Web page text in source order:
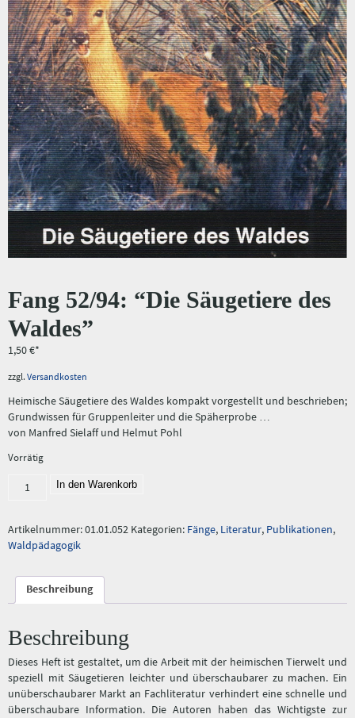
Fang 52/94: “Die Säugetiere des
Waldes”
1,50€
zzgl. Versandkosten
Heimische Säugetiere des Waldes kompakt vorgestellt und beschrieben;
Grundwissen für Gruppenleiter und die Späherprobe …
von Manfred Sielaff und Helmut Pohl
Vorrätig
Fang 52/94:
des
Waldes"
In den Warenkorb
Artikelnummer:01.01.052 Kategorien: Fänge, Literatur, Publikationen,
Waldpädagogik
Beschreibung
Beschreibung
Dieses Heft ist gestaltet, um die Arbeit mit der heimischen Tierwelt und
speziell mit Säugetieren leichter und überschaubarer zu machen. Ein
unüberschaubarer Markt an Fachliteratur verhindert eine schnelle und
überschaubare Information. Die Autoren haben das Wichtigste zur